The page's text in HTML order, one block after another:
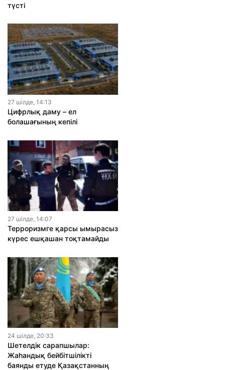
түсті
27 шiлде, 14:13
Цифрлық даму – ел
болашағының кепілі
27 шiлде, 14:07
Терроризмге қарсы ымырасыз
күрес ешқашан тоқтамайды
24 шiлде, 20:33
Шетелдік сарапшылар:
Жаһандық бейбітшілікті
баянды етуде Қазақстанның